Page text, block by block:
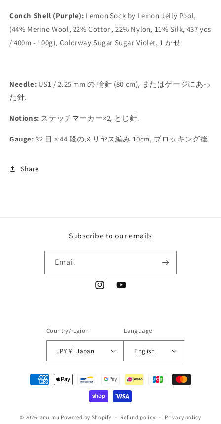
Conch Shell (Purple): Lemon Sock by Lemon Jelly Pool,
(44% Merino Wool, 22% Cotton, 22% Nylon, 11% Silk, 437 yds
/ 400m - 100g), Colorway Sugar Sugar Violet, 1かせ
Needle: US1 / 2.25 mmの 輪針 (80 cm), またはゲージにあっ
た針.
Notions: ステッチマーカー×2, とじ針.
Gauge: 32 目 × 44段のメリヤス編み 10cm, ブロッキング後.
Share
Subscribe to our emails
Email
InstagramYouTube
Country/region
JPY ¥ | Japan
Language
English
Payment
methods
© 2026, amumu Powered by Shopify Refund policy Privacy policy